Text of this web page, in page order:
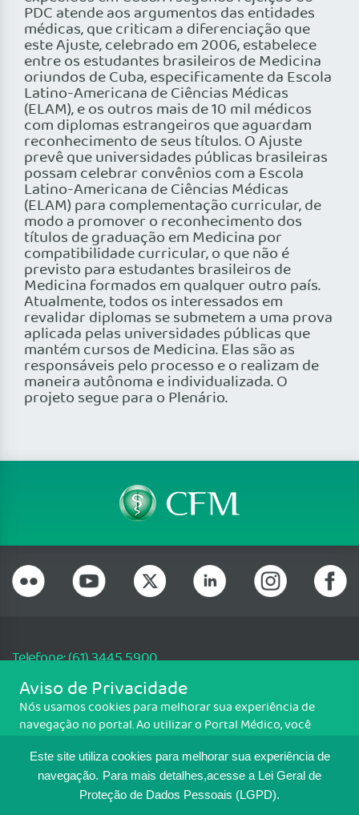
Este site utiliza cookies para melhorar sua experiência de
navegação. Para mais detalhes,acesse a Lei Geral de
Proteção de Dados Pessoais (LGPD).
PDC atende aos argumentos das entidades
médicas, que criticam a diferenciação que
este Ajuste, celebrado em 2006, estabelece
entre os estudantes brasileiros de Medicina
oriundos de Cuba, especificamente da Escola
Latino-Americana de Ciências Médicas
(ELAM), e os outros mais de 10 mil médicos
com diplomas estrangeiros que aguardam
reconhecimento de seus títulos. O Ajuste
prevê que universidades públicas brasileiras
possam celebrar convênios com a Escola
Latino-Americana de Ciências Médicas
(ELAM) para complementação curricular, de
modo a promover o reconhecimento dos
títulos de graduação em Medicina por
compatibilidade curricular, o que não é
previsto para estudantes brasileiros de
Medicina formados em qualquer outro país.
Atualmente, todos os interessados em
revalidar diplomas se submetem a uma prova
aplicada pelas universidades públicas que
mantém cursos de Medicina. Elas são as
responsáveis pelo processo e o realizam de
maneira autônoma e individualizada. O
projeto segue para o Plenário.
Telefone: (61) 3445 5900
Email: cfm@portalmedico.org.br
SGAS 616, Conjunto D, Lote 115, L2 Sul, Brasília/DF - CEP: 70200-760 -
CNPJ: 33.583.550/0001-30
MAPA DO SITE
Aviso de Privacidade
Nós usamos cookies para melhorar sua experiência de
navegação no portal. Ao utilizar o Portal Médico, você
Para ter mais informações sobre como isso é feito, acesse
Política de cookies. Se você concorda, clique em ACEITO.